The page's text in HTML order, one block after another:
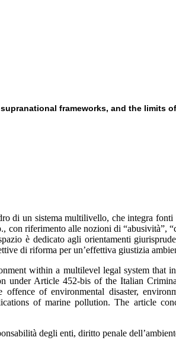
frameworks, and the limits
di un sistema multilivello, che integra
riferimento alle nozioni di “abusività”,
è dedicato agli orientamenti
di riforma per un’effettiva giustizia
within a multilevel legal system that
Article 452-bis of the Italian
of environmental disaster,
of marine pollution. The article
degli enti, diritto penale